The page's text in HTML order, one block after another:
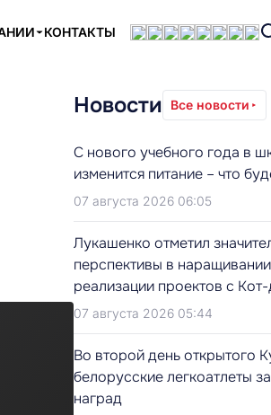
КОНТАКТЫ
Новости Все новости
С нового учебного года в
изменится питание – что
07 августа 2026 06:05
Лукашенко отметил
перспективы в
реализации проектов с
07 августа 2026 05:44
Во второй день открытого
белорусские легкоатлеты
наград